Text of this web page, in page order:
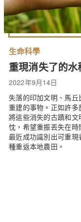
生命科學
重現消失了的水
2022年9月14日
失落的印加文明、馬
重建的事物。正如許
將這些消失的古蹟和
忱，希望重振丟失在
最近成功識別出可重
種重返本地農田。